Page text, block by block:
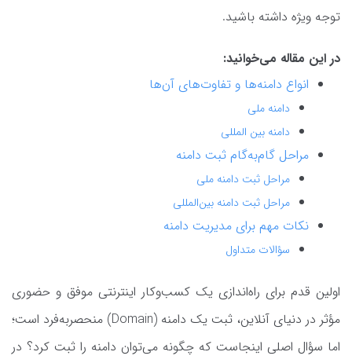
توجه ویژه داشته باشید.
در این مقاله می‌خوانید:
انواع دامنه‌ها و تفاوت‌های آن‌ها
دامنه ملی
دامنه بین المللی
مراحل گام‌به‌گام ثبت دامنه
مراحل ثبت دامنه ملی
مراحل ثبت دامنه بین‌المللی
نکات مهم برای مدیریت دامنه
سؤالات متداول
اولین قدم برای راه‌اندازی یک کسب‌وکار اینترنتی موفق و حضوری
مؤثر در دنیای آنلاین، ثبت یک دامنه (Domain) منحصر‌به‌فرد است؛
اما سؤال اصلی اینجاست که چگونه می‌توان دامنه را ثبت کرد؟ در